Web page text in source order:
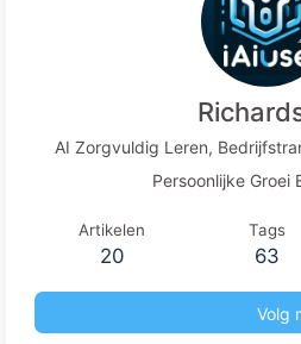
AI Zorgvuldig Leren,
Persoonlijke Groei
Artikelen
20
Tags
63
Volg